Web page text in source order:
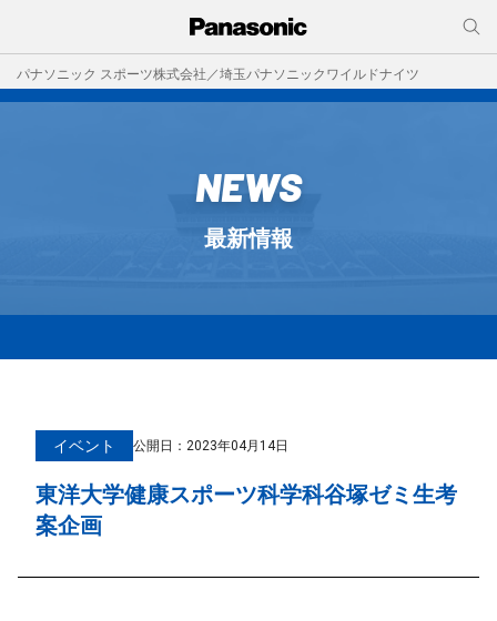
パナソニック スポーツ株式会社／埼玉パナソニックワイルドナイツ
NEWS
最新情報
イベント 公開日： 2023年04月14日
東洋大学健康スポーツ科学科谷塚ゼミ生考
案企画